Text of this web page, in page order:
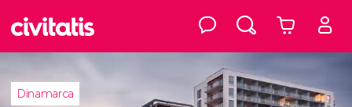
Dinamarca